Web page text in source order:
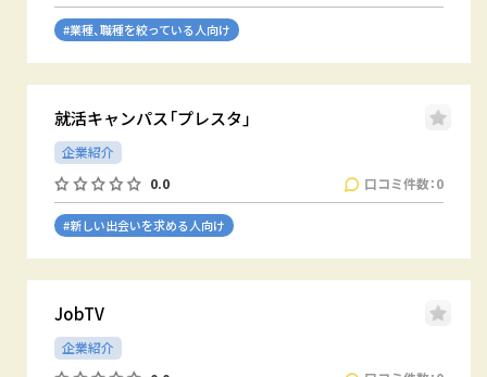
#業種、職種を絞っている人向け
就活キャンパス「プレスタ」
企業紹介
0.0
口コミ件数：0
#新しい出会いを求める人向け
JobTV
企業紹介